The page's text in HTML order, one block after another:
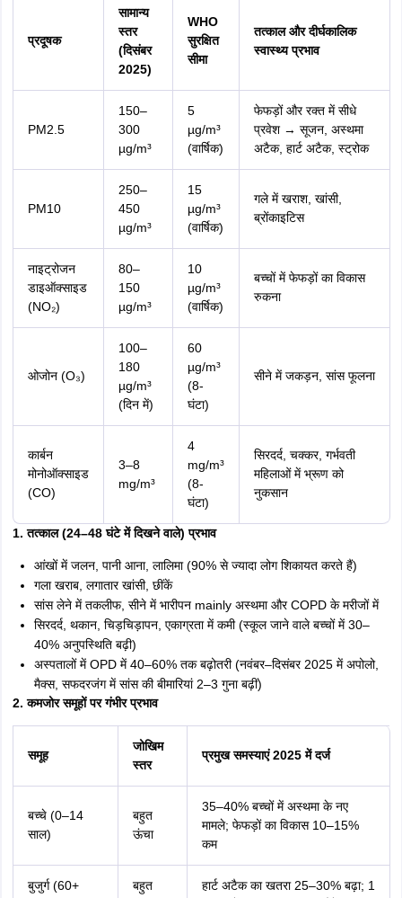
प्रदूषक
सामान्य
स्तर
(दिसंबर
2025)
WHO
सुरक्षित
सीमा
तत्काल और दीर्घकालिक
स्वास्थ्य प्रभाव
PM2.5
150–
300
µg/m³
5
µg/m³
(वार्षिक)
फेफड़ों और रक्त में सीधे
प्रवेश → सूजन, अस्थमा
अटैक, हार्ट अटैक, स्ट्रोक
PM10
250–
450
µg/m³
15
µg/m³
(वार्षिक)
गले में खराश, खांसी,
ब्रोंकाइटिस
नाइट्रोजन
डाइऑक्साइड
(NO₂)
80–
150
µg/m³
10
µg/m³
(वार्षिक)
बच्चों में फेफड़ों का विकास
रुकना
ओजोन (O₃)
100–
180
µg/m³
(दिन में)
60
µg/m³
(8-
घंटा)
सीने में जकड़न, सांस फूलना
कार्बन
मोनोऑक्साइड
(CO)
3–8
mg/m³
4
mg/m³
(8-
घंटा)
सिरदर्द, चक्कर, गर्भवती
महिलाओं में भ्रूण को
नुकसान
1. तत्काल (24–48 घंटे में दिखने वाले) प्रभाव
आंखों में जलन, पानी आना, लालिमा (90% से ज्यादा लोग शिकायत करते हैं)
गला खराब, लगातार खांसी, छींकें
सांस लेने में तकलीफ, सीने में भारीपन mainly अस्थमा और COPD के मरीजों में
सिरदर्द, थकान, चिड़चिड़ापन, एकाग्रता में कमी (स्कूल जाने वाले बच्चों में 30–
40% अनुपस्थिति बढ़ी)
अस्पतालों में OPD में 40–60% तक बढ़ोतरी (नवंबर–दिसंबर 2025 में अपोलो,
मैक्स, सफदरजंग में सांस की बीमारियां 2–3 गुना बढ़ीं)
2. कमजोर समूहों पर गंभीर प्रभाव
समूह
जोखिम
स्तर
प्रमुख समस्याएं 2025 में दर्ज
बच्चे (0–14
साल)
बहुत
ऊंचा
35–40% बच्चों में अस्थमा के नए
मामले; फेफड़ों का विकास 10–15%
कम
बुजुर्ग (60+
बहुत
हार्ट अटैक का खतरा 25–30% बढ़ा; 1